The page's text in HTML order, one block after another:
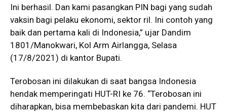
Ini berhasil. Dan kami pasangkan PIN bagi yang sudah
vaksin bagi pelaku ekonomi, sektor ril. Ini contoh yang
baik dan pertama kali di Indonesia,” ujar Dandim
1801/Manokwari, Kol Arm Airlangga, Selasa
(17/8/2021) di kantor Bupati.
Terobosan ini dilakukan di saat bangsa Indonesia
hendak memperingati HUT-RI ke 76. “Terobosan ini
diharapkan, bisa membebaskan kita dari pandemi. HUT